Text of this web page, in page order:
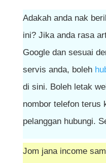
Adakah anda nak
ini? Jika anda rasa
Google dan sesuai
servis anda, boleh
di sini. Boleh letak
nombor telefon terus
pelanggan hubungi.
Jom jana income